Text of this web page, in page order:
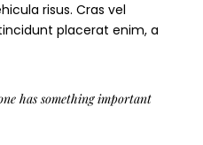
risus. Cras vel
placerat enim, a
has something important